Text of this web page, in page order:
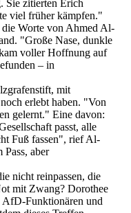
Sie zitierten Erich
viel früher kämpfen."
die Worte von Ahmed Al-
"Große Nase, dunkle
voller Hoffnung auf
– in
mit
erlebt haben. "Von
gelernt." Eine davon:
passt, alle
Fuß fassen", rief Al-
Pass, aber
nicht reinpassen, die
mit Zwang? Dorothee
AfD-Funktionären und